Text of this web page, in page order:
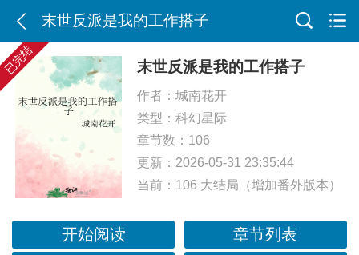
末世反派是我的工作搭子
已完结 末世反派是我的工作搭子
作者： 城南花开
类型： 科幻星际
章节数：106
更新：2026-05-31 23:35:44
当前： 106 大结局（增加番外版本）
开始阅读
章节列表